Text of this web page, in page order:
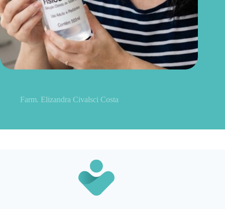
Farm. Elizandra Civalsci Costa